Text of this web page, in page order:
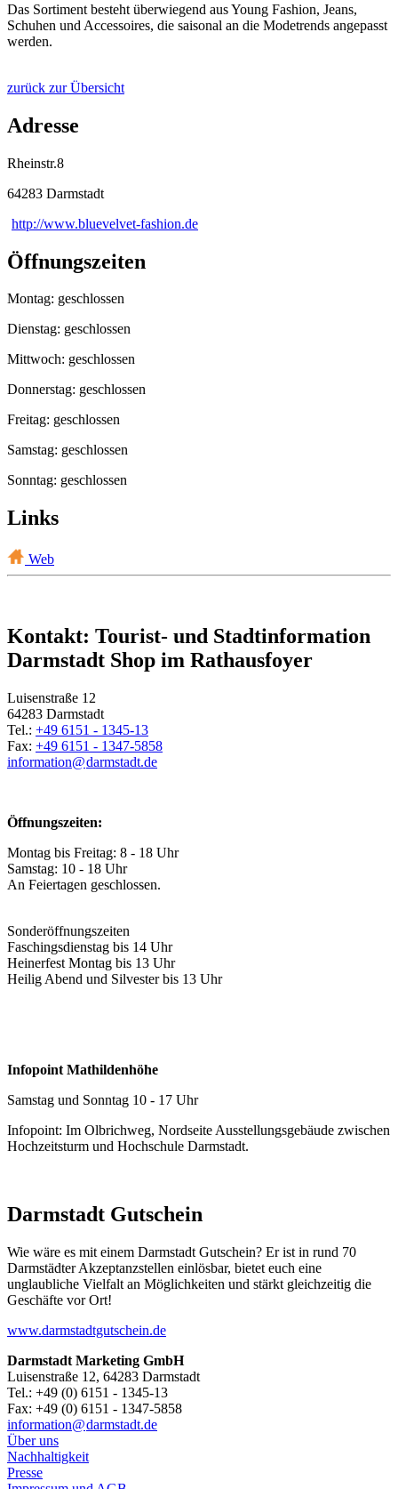
Das Sortiment besteht überwiegend aus Young Fashion, Jeans,
Schuhen und Accessoires, die saisonal an die Modetrends angepasst
werden.
zurück zur Übersicht
Adresse
Rheinstr.8
64283 Darmstadt
http://www.bluevelvet-fashion.de
Öffnungszeiten
Montag: geschlossen
Dienstag: geschlossen
Mittwoch: geschlossen
Donnerstag: geschlossen
Freitag: geschlossen
Samstag: geschlossen
Sonntag: geschlossen
Links
Web
Kontakt: Tourist- und Stadtinformation
Darmstadt Shop im Rathausfoyer
Luisenstraße 12
64283 Darmstadt
Tel.: +49 6151 - 1345-13
Fax: +49 6151 - 1347-5858
information@darmstadt.de
Öffnungszeiten:
Montag bis Freitag: 8 - 18 Uhr
Samstag: 10 - 18 Uhr
An Feiertagen geschlossen.
Sonderöffnungszeiten
Faschingsdienstag bis 14 Uhr
Heinerfest Montag bis 13 Uhr
Heilig Abend und Silvester bis 13 Uhr
Infopoint Mathildenhöhe
Samstag und Sonntag 10 - 17 Uhr
Infopoint: Im Olbrichweg, Nordseite Ausstellungsgebäude zwischen
Hochzeitsturm und Hochschule Darmstadt.
Darmstadt Gutschein
Wie wäre es mit einem Darmstadt Gutschein? Er ist in rund 70
Darmstädter Akzeptanzstellen einlösbar, bietet euch eine
unglaubliche Vielfalt an Möglichkeiten und stärkt gleichzeitig die
Geschäfte vor Ort!
www.darmstadtgutschein.de
Darmstadt Marketing GmbH
Luisenstraße 12, 64283 Darmstadt
Tel.: +49 (0) 6151 - 1345-13
Fax: +49 (0) 6151 - 1347-5858
information@darmstadt.de
Über uns
Nachhaltigkeit
Presse